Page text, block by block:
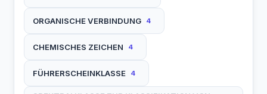
ORGANISCHE VERBINDUNG 4
CHEMISCHES ZEICHEN 4
FÜHRERSCHEINKLASSE 4